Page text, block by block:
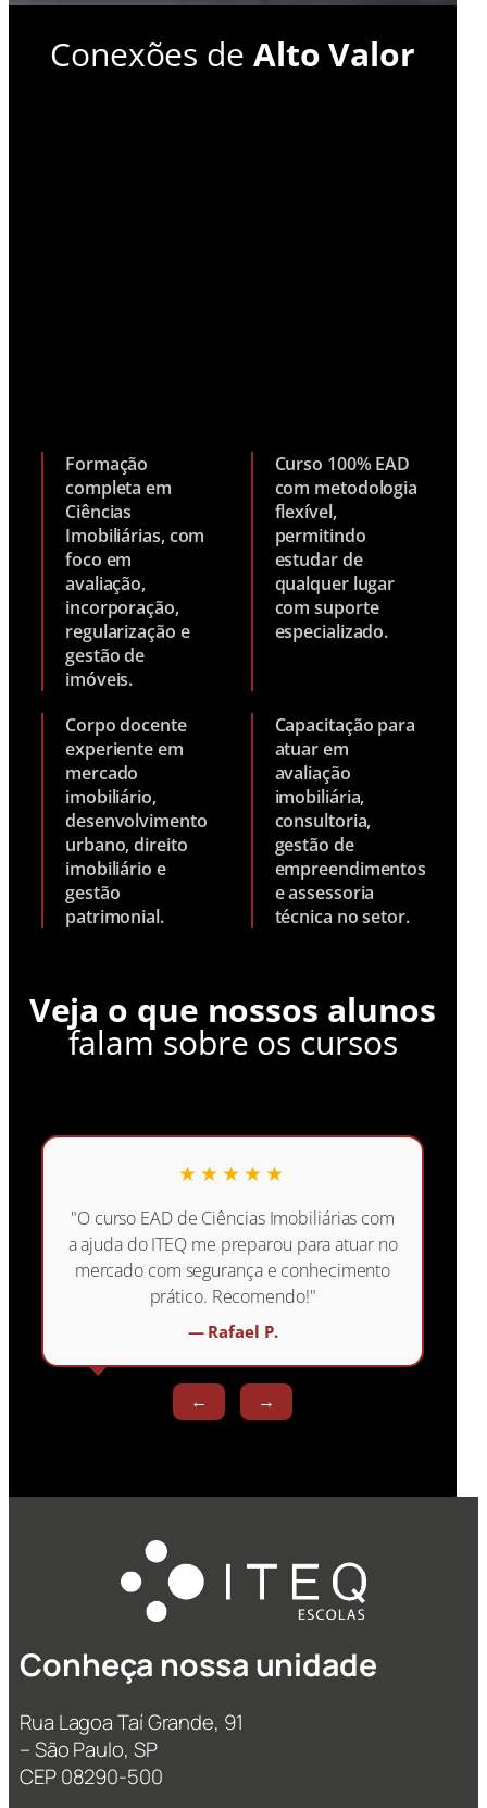
Conexões de Alto Valor
Formação
completa em
Ciências
Imobiliárias, com
foco em
avaliação,
incorporação,
regularização e
gestão de
imóveis.
Curso 100% EAD
com metodologia
flexível,
permitindo
estudar de
qualquer lugar
com suporte
especializado.
Corpo docente
experiente em
mercado
imobiliário,
desenvolvimento
urbano, direito
imobiliário e
gestão
patrimonial.
Capacitação para
atuar em
avaliação
imobiliária,
consultoria,
gestão de
empreendimentos
e assessoria
técnica no setor.
Veja o que nossos alunos
falam sobre os cursos
★★★★★
"O curso EAD de Ciências Imobiliárias com
a ajuda do ITEQ me preparou para atuar no
mercado com segurança e conhecimento
prático. Recomendo!"
— Rafael P.
← →
Conheça nossa unidade
Rua Lagoa Taí Grande, 91
– São Paulo, SP
CEP 08290-500